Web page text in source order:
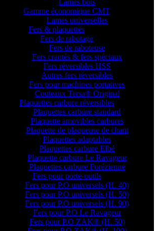
Lames bois
Gamme économique CMT
Lames universelles
Fers & plaquettes
Fers de rabotage
Fers de raboteuse
Fers crantés & fers spéciaux
Fers réversibles HSS
Autres fers réversibles
Fers pour machines portatives
Couteaux Tersa® Original
Plaquettes carbure réversibles
Plaquettes carbure standard
Plaquette amovibles carbures
Plaquette de plaqueuse de chant
Plaquettes adaptables
Plaquettes carbure Elbé
Plaquette carbure Le Ravageur
Plaquettes carbure Forézienne
Fers pour porte-outils
Fers pour P.O universels (H. 40)
Fers pour P.O universels (H. 50)
Fers pour P.O universels (H. 90)
Fers pour P.O Le Ravageur
Fers pour P.O ZAK® (H. 50)